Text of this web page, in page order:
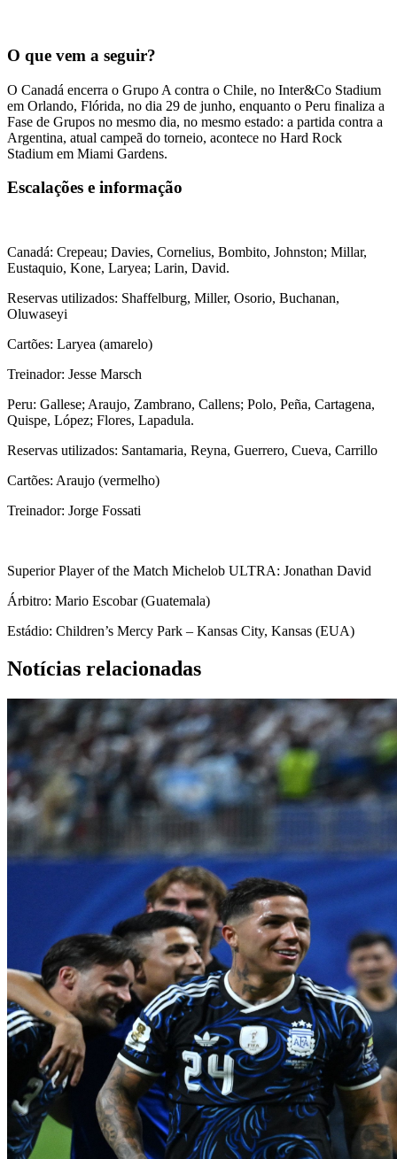
O que vem a seguir?
O Canadá encerra o Grupo A contra o Chile, no Inter&Co Stadium
em Orlando, Flórida, no dia 29 de junho, enquanto o Peru finaliza a
Fase de Grupos no mesmo dia, no mesmo estado: a partida contra a
Argentina, atual campeã do torneio, acontece no Hard Rock
Stadium em Miami Gardens.
Escalações e informação
Canadá: Crepeau; Davies, Cornelius, Bombito, Johnston; Millar,
Eustaquio, Kone, Laryea; Larin, David.
Reservas utilizados: Shaffelburg, Miller, Osorio, Buchanan,
Oluwaseyi
Cartões: Laryea (amarelo)
Treinador: Jesse Marsch
Peru: Gallese; Araujo, Zambrano, Callens; Polo, Peña, Cartagena,
Quispe, López; Flores, Lapadula.
Reservas utilizados: Santamaria, Reyna, Guerrero, Cueva, Carrillo
Cartões: Araujo (vermelho)
Treinador: Jorge Fossati
Superior Player of the Match Michelob ULTRA: Jonathan David
Árbitro: Mario Escobar (Guatemala)
Estádio: Children’s Mercy Park – Kansas City, Kansas (EUA)
Notícias relacionadas